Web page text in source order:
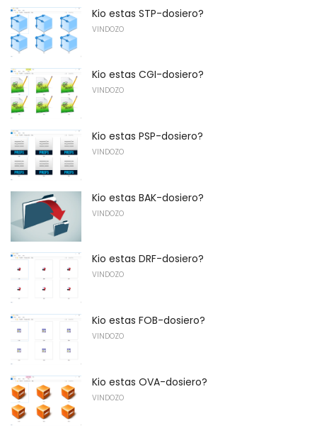
Kio estas STP-dosiero?
VINDOZO
Kio estas CGI-dosiero?
VINDOZO
Kio estas PSP-dosiero?
VINDOZO
Kio estas BAK-dosiero?
VINDOZO
Kio estas DRF-dosiero?
VINDOZO
Kio estas FOB-dosiero?
VINDOZO
Kio estas OVA-dosiero?
VINDOZO